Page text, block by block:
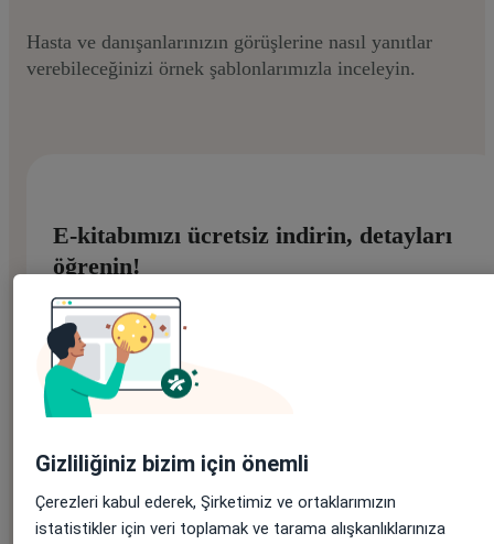
Hasta ve danışanlarınızın görüşlerine nasıl yanıtlar
verebileceğinizi örnek şablonlarımızla inceleyin.
E-kitabımızı ücretsiz indirin, detayları
öğrenin!
Adınız
Soyadınız*
Gizliliğiniz bizim için önemli
Çerezleri kabul ederek, Şirketimiz ve ortaklarımızın
istatistikler için veri toplamak ve tarama alışkanlıklarınıza